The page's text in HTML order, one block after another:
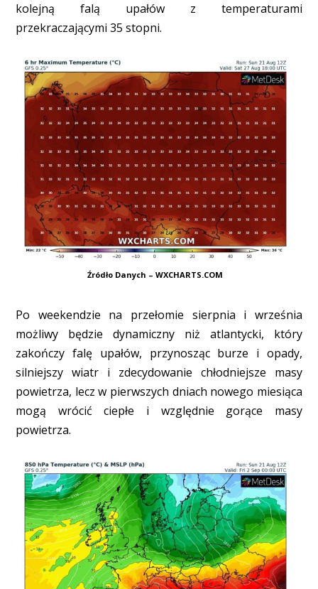
kolejną falą upałów z temperaturami
przekraczającymi 35 stopni.
Źródło Danych – WXCHARTS.COM
Po weekendzie na przełomie sierpnia i września
możliwy będzie dynamiczny niż atlantycki, który
zakończy falę upałów, przynosząc burze i opady,
silniejszy wiatr i zdecydowanie chłodniejsze masy
powietrza, lecz w pierwszych dniach nowego miesiąca
mogą wrócić ciepłe i względnie gorące masy
powietrza.